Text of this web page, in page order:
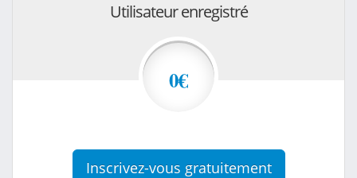
Utilisateur enregistré
0€
Inscrivez-vous gratuitement